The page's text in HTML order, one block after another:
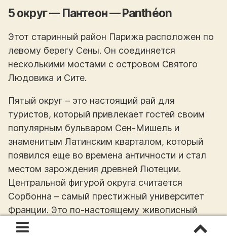
5 округ — Пантеон — Panthéon
Этот старинный район Парижа расположен по
левому берегу Сены. Он соединяется
несколькими мостами с островом Святого
Людовика и Сите.
Пятый округ – это настоящий рай для
туристов, который привлекает гостей своим
популярным бульваром Сен-Мишель и
знаменитым Латинским кварталом, который
появился еще во времена античности и стал
местом зарождения древней Лютеции.
Центральной фигурой округа считается
Сорбонна – самый престижный университет
Франции. Это по-настоящему живописный
район, куда гармонично вписываются